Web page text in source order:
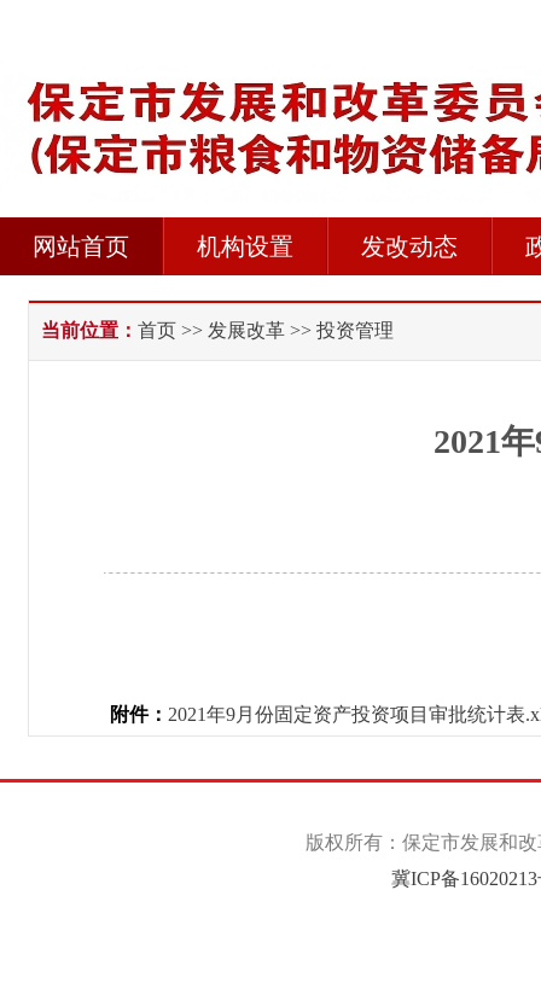
网站首页 机构设置 发改动态
当前位置： 首页 >> 发展改革 >> 投资管理
2021
附件： 2021年9月份固定资产投资项目审批统计表
版权所有：保定市发展和
冀ICP备